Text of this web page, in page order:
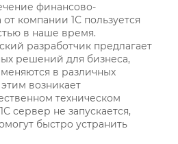
финансово-
компании 1С пользуется
в наше время.
разработчик предлагает
решений для бизнеса,
в различных
возникает
техническом
сервер не запускается,
быстро устранить